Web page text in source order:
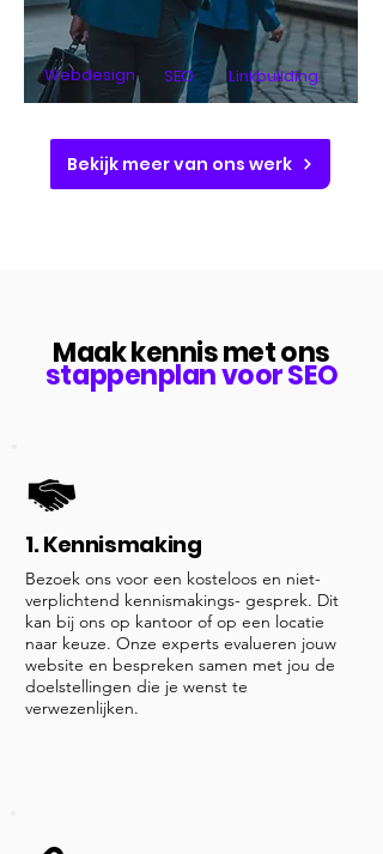
SEO
Webdesign Linkbuilding
Bekijk meer van ons werk
Maak kennis met ons
stappenplan voor SEO
1. Kennismaking
Bezoek ons voor een kosteloos en niet-
verplichtend kennismakings- gesprek. Dit
kan bij ons op kantoor of op een locatie
naar keuze. Onze experts evalueren jouw
website en bespreken samen met jou de
doelstellingen die je wenst te
verwezenlijken.